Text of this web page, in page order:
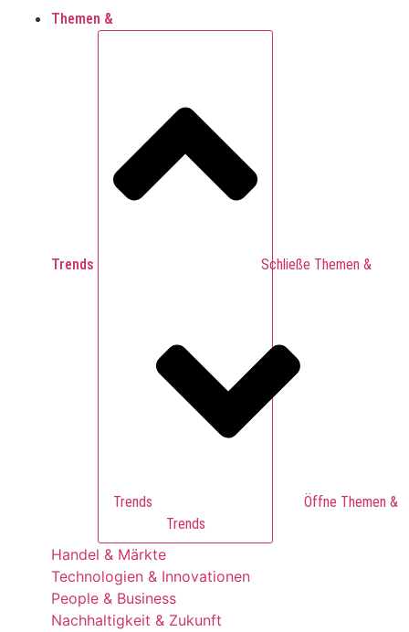
Themen &
Trends
Trends
Trends
Handel & Märkte
Technologien & Innovationen
People & Business
Nachhaltigkeit & Zukunft